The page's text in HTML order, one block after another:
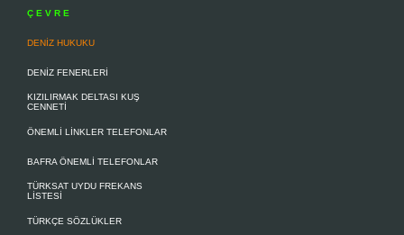
Ç E V R E
DENİZ HUKUKU
DENİZ FENERLERİ
KIZILIRMAK DELTASI KUŞ
CENNETİ
ÖNEMLİ LİNKLER TELEFONLAR
BAFRA ÖNEMLİ TELEFONLAR
TÜRKSAT UYDU FREKANS
LİSTESİ
TÜRKÇE SÖZLÜKLER